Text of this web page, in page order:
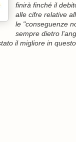
finirà finché il
alle cifre relative
le "conseguenze
sempre dietro
il migliore in